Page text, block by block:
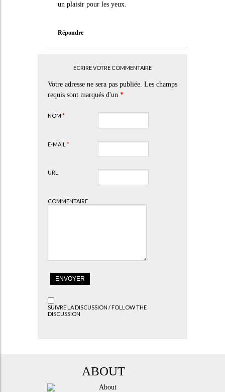
un plaisir pour les yeux.
Répondre
ECRIRE VOTRE COMMENTAIRE
Votre adresse ne sera pas publiée. Les champs
requis sont marqués d'un *
NOM *
E-MAIL *
URL
COMMENTAIRE
SUIVRE LA DISCUSSION / FOLLOW THE
DISCUSSION
ABOUT